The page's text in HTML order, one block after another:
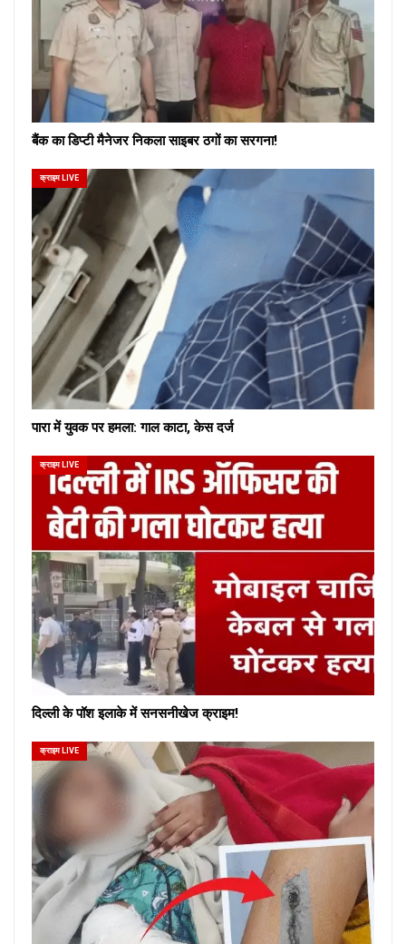
बैंक का डिप्टी मैनेजर निकला साइबर ठगों का सरगना!
क्राइम LIVE
पारा में युवक पर हमला: गाल काटा, केस दर्ज
क्राइम LIVE
दिल्ली के पॉश इलाके में सनसनीखेज क्राइम!
क्राइम LIVE